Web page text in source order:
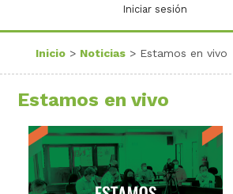
Iniciar sesión
Inicio> Noticias> Estamos en vivo
Estamos en vivo